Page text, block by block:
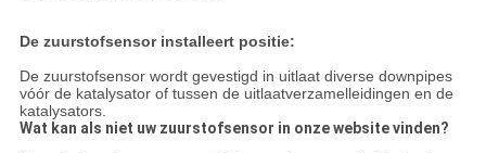
De zuurstofsensor installeert positie:
De zuurstofsensor wordt gevestigd in uitlaat diverse downpipes
vóór de katalysator of tussen de uitlaatverzamelleidingen en de
katalysators.
Wat kan als niet uw zuurstofsensor in onze website vinden?